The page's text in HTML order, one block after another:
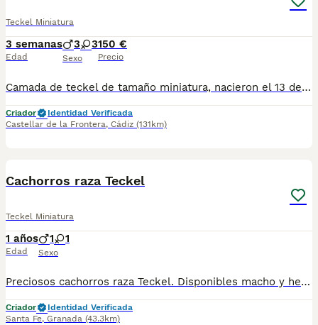
Teckel Miniatura
3 semanas
Edad
3 3
Sexo
150 €
Precio
Camada de teckel de tamaño miniatura, nacieron el 13 de Julio, estarían disponible para reservarlos, una vez cumplan mes y medio/ dos meses se entregan con sus cartillas, vacunas y desparasitaciones. Si se quiere en la reserva ofrezco posibilidad de hacer contrato para dar seguridad y confianza al comprador. " EL PRECIO ES EL DE RESERVA " Más info. 621325499
Criador
Identidad Verificada
Castellar de la Frontera, Cádiz (131km)
Cachorros raza Teckel
Teckel Miniatura
1 años
Edad
1 1
Sexo
Preciosos cachorros raza Teckel. Disponibles macho y hembra. Se entregan con unos dos meses y medio de edad y sus vacunas correspondientes, desparasitados, certificado de salud, garantías por escrito tanto por enfermedad vírica como congénito genética. Todos los cachorros son descendientes de las mejores líneas nacionales, criados por profesionales expertos. Se entregan en toda España con transporte propio de alta calidad preparado para animales, van en vehículo climatizado con chófer particular a cargo del comprador. Teléfono / Whats app: 641 92 23 90 Precio a partir de 1000€
Criador
Identidad Verificada
Santa Fe, Granada (43.3km)